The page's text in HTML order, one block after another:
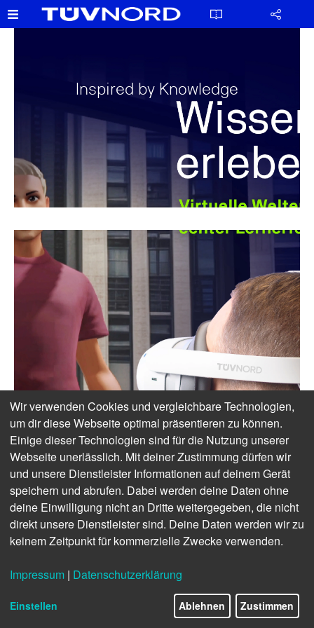
Inspired by Knowledge
Wir verwenden Cookies und vergleichbare Technologien,
um dir diese Webseite optimal präsentieren zu können.
Einige dieser Technologien sind für die Nutzung unserer
Webseite unerlässlich. Mit deiner Zustimmung dürfen wir
und unsere Dienstleister Informationen auf deinem Gerät
speichern und abrufen. Dabei werden deine Daten ohne
deine Einwilligung nicht an Dritte weitergegeben, die nicht
direkt unsere Dienstleister sind. Deine Daten werden wir zu
keinem Zeitpunkt für kommerzielle Zwecke verwenden.
Impressum | Datenschutzerklärung
Einstellen Ablehnen Zustimmen